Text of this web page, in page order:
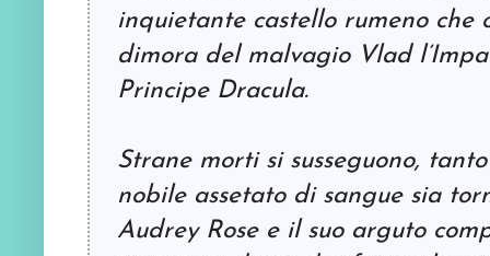
inquietante castello rumeno che
dimora del malvagio Vlad
Principe Dracula.
Strane morti si susseguono,
nobile assetato di sangue sia
Audrey Rose e il suo arguto